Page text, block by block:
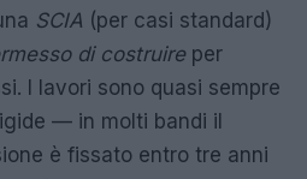
SCIA (per casi standard)
di costruireper
I lavori sono quasi sempre
— in molti bandi il
è fissato entro tre anni